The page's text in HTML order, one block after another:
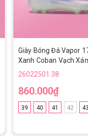
Giày Bóng Đá Vapor
Xanh Coban Vạch
Lưỡi Gà Liền FG
26022501.38
860.000₫
39 40 41 42 43